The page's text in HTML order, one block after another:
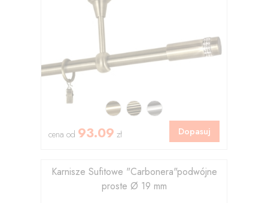
cena od 93.09 zł Dopasuj
Karnisze Sufitowe "Carbonera"podwójne
proste Ø 19 mm